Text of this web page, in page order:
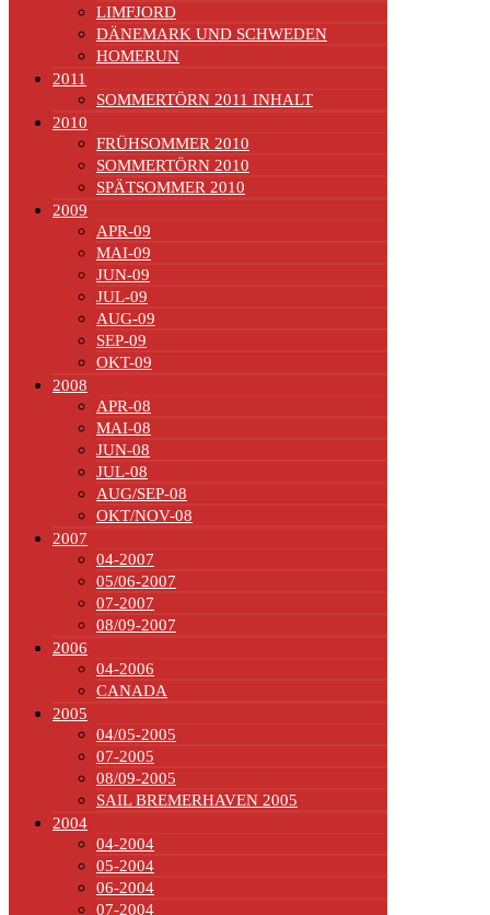
LIMFJORD
DÄNEMARK UND SCHWEDEN
HOMERUN
2011
SOMMERTÖRN 2011 INHALT
2010
FRÜHSOMMER 2010
SOMMERTÖRN 2010
SPÄTSOMMER 2010
2009
APR-09
MAI-09
JUN-09
JUL-09
AUG-09
SEP-09
OKT-09
2008
APR-08
MAI-08
JUN-08
JUL-08
AUG/SEP-08
OKT/NOV-08
2007
04-2007
05/06-2007
07-2007
08/09-2007
2006
04-2006
CANADA
2005
04/05-2005
07-2005
08/09-2005
SAIL BREMERHAVEN 2005
2004
04-2004
05-2004
06-2004
07-2004